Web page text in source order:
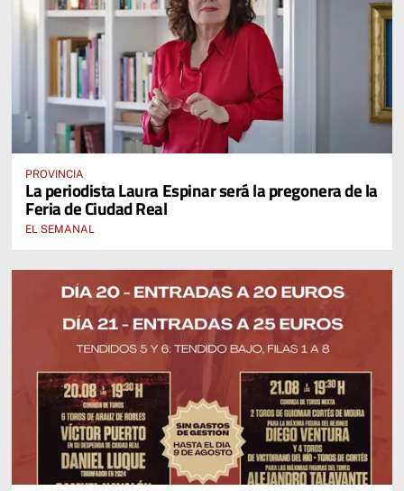
PROVINCIA
La periodista Laura Espinar será la pregonera de la
Feria de Ciudad Real
EL SEMANAL